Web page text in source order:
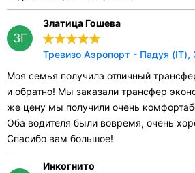
ЗГ
Златица Гошева
Тревизо Аэропорт - Падуя (IT),
Моя семья получила отличный
и обратно! Мы заказали трансфер
же цену мы получили очень
Оба водителя были вовремя, очень
Спасибо вам большое!
Инкогнито